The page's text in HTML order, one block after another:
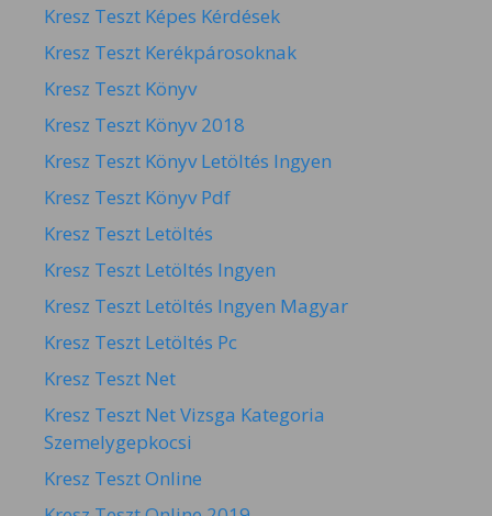
Kresz Teszt Képes Kérdések
Kresz Teszt Kerékpárosoknak
Kresz Teszt Könyv
Kresz Teszt Könyv 2018
Kresz Teszt Könyv Letöltés Ingyen
Kresz Teszt Könyv Pdf
Kresz Teszt Letöltés
Kresz Teszt Letöltés Ingyen
Kresz Teszt Letöltés Ingyen Magyar
Kresz Teszt Letöltés Pc
Kresz Teszt Net
Kresz Teszt Net Vizsga Kategoria
Szemelygepkocsi
Kresz Teszt Online